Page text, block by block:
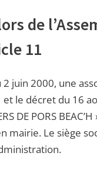
de
11
juin 2000, une
le décret du 16
DE PORS
mairie. Le siège